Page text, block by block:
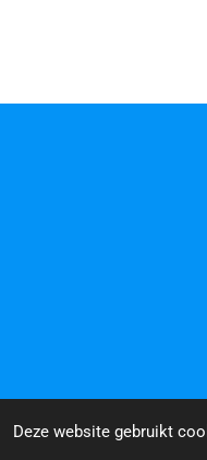
Deze website gebruikt